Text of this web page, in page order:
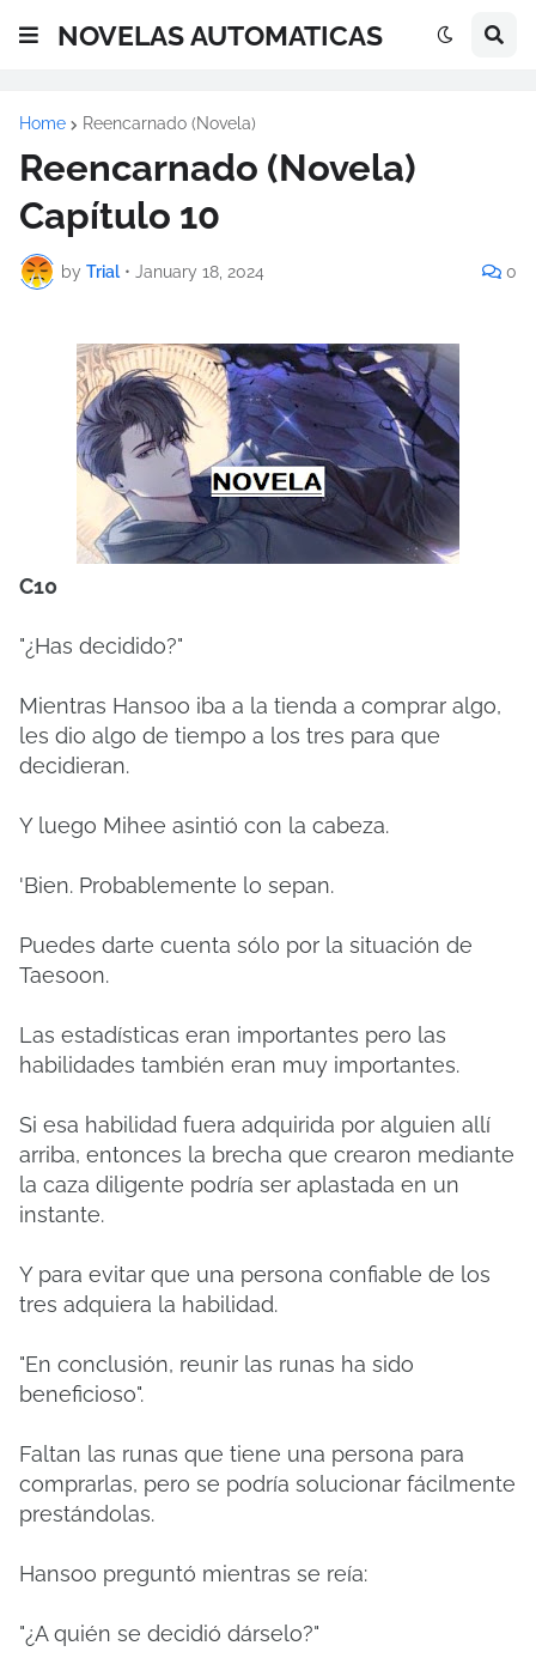
NOVELAS AUTOMATICAS
Home Reencarnado (Novela)
Reencarnado (Novela)
Capítulo 10
by Trial • January 18, 2024 0
C10
"¿Has decidido?"
Mientras Hansoo iba a la tienda a comprar algo,
les dio algo de tiempo a los tres para que
decidieran.
Y luego Mihee asintió con la cabeza.
'Bien. Probablemente lo sepan.
Puedes darte cuenta sólo por la situación de
Taesoon.
Las estadísticas eran importantes pero las
habilidades también eran muy importantes.
Si esa habilidad fuera adquirida por alguien allí
arriba, entonces la brecha que crearon mediante
la caza diligente podría ser aplastada en un
instante.
Y para evitar que una persona confiable de los
tres adquiera la habilidad.
"En conclusión, reunir las runas ha sido
beneficioso".
Faltan las runas que tiene una persona para
comprarlas, pero se podría solucionar fácilmente
prestándolas.
Hansoo preguntó mientras se reía:
"¿A quién se decidió dárselo?"